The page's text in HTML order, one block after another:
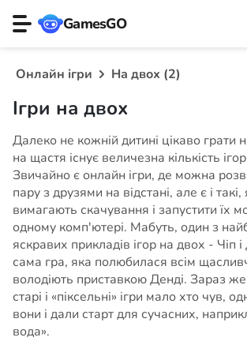
GamesGO
Онлайн ігри На двох (2)
Ігри на двох
Далеко не кожній дитині цікаво грати
на щастя існує величезна кількість
Звичайно є онлайн ігри, де можна
пару з друзями на відстані, але є і такі,
вимагають скачування і запустити їх
одному комп'ютері. Мабуть, один з
яскравих прикладів ігор на двох - Чіп
сама гра, яка полюбилася всім
володіють приставкою Денді. Зараз же
старі і «піксельні» ігри мало хто чув,
вони і дали старт для сучасних,
вода».